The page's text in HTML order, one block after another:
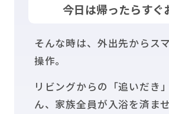
今日は帰ったらすぐ
そんな時は、外出先からス
操作。
リビングからの「追いだき
ん、家族全員が入浴を済ま